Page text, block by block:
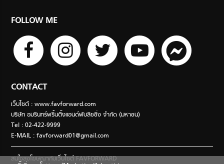
FOLLOW ME
CONTACT
เว็บไซต์ : www.favforward.com
บริษัท อมรินทร์พริ้นติ้งแอนด์พับลิชชิ่ง จำกัด (มหาชน)
Tel : 02-422-9999
E-MAIL :favforward01@gmail.com
สนใจลงโฆษณากับเว็บไซต์ FAVFORWARD